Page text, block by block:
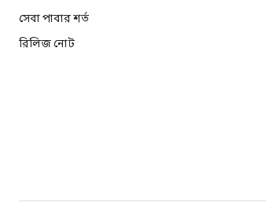
সেবা পাবার শর্ত
রিলিজ নোট